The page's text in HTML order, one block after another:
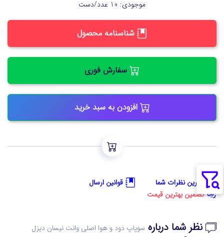
موجودی: 10 عدد/دست
شناسنامه محصول
سفارش فوری
افزودن به سبد خرید
آخرین نظرات شما
قوانین ارسال
تضمین بهترین قیمت
نظر شما درباره سوپاپ دود و هوا اصلی وانت نیسان دیزل